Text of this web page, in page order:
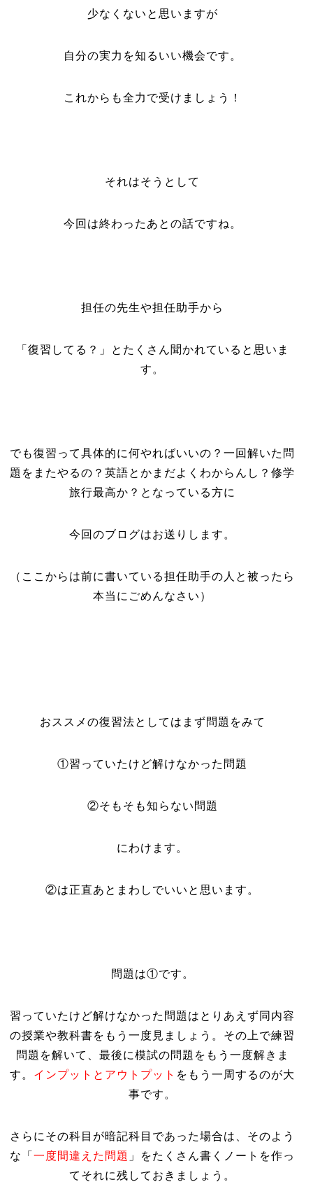
少なくないと思いますが
自分の実力を知るいい機会です。
これからも全力で受けましょう！
それはそうとして
今回は終わったあとの話ですね。
担任の先生や担任助手から
「復習してる？」とたくさん聞かれていると思いま
す。
でも復習って具体的に何やればいいの？一回解いた問
題をまたやるの？英語とかまだよくわからんし？修学
旅行最高か？となっている方に
今回のブログはお送りします。
（ここからは前に書いている担任助手の人と被ったら
本当にごめんなさい）
おススメの復習法としてはまず問題をみて
①習っていたけど解けなかった問題
②そもそも知らない問題
にわけます。
②は正直あとまわしでいいと思います。
問題は①です。
習っていたけど解けなかった問題はとりあえず同内容
の授業や教科書をもう一度見ましょう。その上で練習
問題を解いて、最後に模試の問題をもう一度解きま
す。 インプットとアウトプット をもう一周するのが大
事です。
さらにその科目が暗記科目であった場合は、そのよう
な「一度間違えた問題 」をたくさん書くノートを作っ
てそれに残しておきましょう。